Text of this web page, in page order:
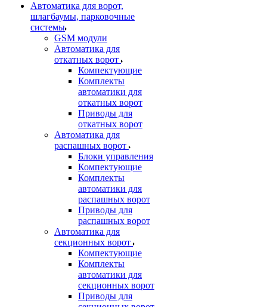
Автоматика для ворот,
шлагбаумы, парковочные
системы
GSM модули
Автоматика для
откатных ворот
Компектующие
Комплекты
автоматики для
откатных ворот
Приводы для
откатных ворот
Автоматика для
распашных ворот
Блоки управления
Компектующие
Комплекты
автоматики для
распашных ворот
Приводы для
распашных ворот
Автоматика для
секционных ворот
Компектующие
Комплекты
автоматики для
секционных ворот
Приводы для